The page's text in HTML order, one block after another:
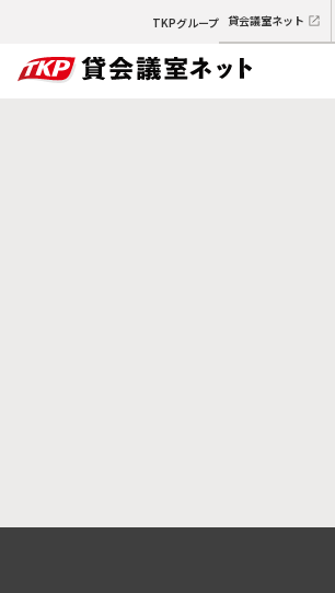
TKPグループ 貸会議室ネット